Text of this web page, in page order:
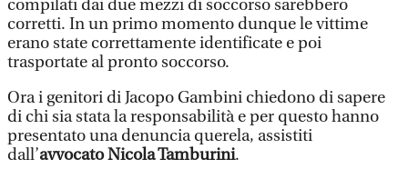
compilati dai due mezzi di soccorso sarebbero
corretti. In un primo momento dunque le vittime
erano state correttamente identificate e poi
trasportate al pronto soccorso.
Ora i genitori di Jacopo Gambini chiedono di sapere
di chi sia stata la responsabilità e per questo hanno
presentato una denuncia querela, assistiti
dall’avvocato Nicola Tamburini.